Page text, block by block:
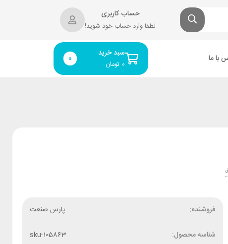
حساب کاربری
لطفا وارد حساب خود شوید!
با ما سبد خرید
تومان ۰ 0
فروشنده: پارس صنعت
شناسه محصول: sku-105863